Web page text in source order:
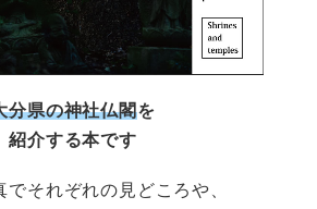
分県の神社仏閣を
紹介する本です
でそれぞれの見どころや、